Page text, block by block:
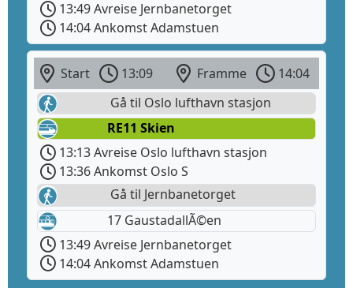
13:49 Avreise Jernbanetorget
14:04 Ankomst Adamstuen
Start 13:09 Framme
14:04
Gå til Oslo lufthavn stasjon
RE11 Skien
13:13 Avreise Oslo lufthavn stasjon
13:36 Ankomst Oslo S
Gå til Jernbanetorget
17 GaustadallÃ©en
13:49 Avreise Jernbanetorget
14:04 Ankomst Adamstuen